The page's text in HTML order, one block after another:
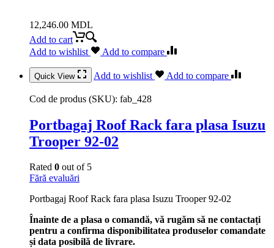
12,246.00 MDL
Add to cart
Add to wishlist
Add to compare
Quick View Add to wishlist Add to compare
Cod de produs (SKU): fab_428
Portbagaj Roof Rack fara plasa Isuzu
Trooper 92-02
Rated 0 out of 5
Fără evaluări
Portbagaj Roof Rack fara plasa Isuzu Trooper 92-02
Înainte de a plasa o comandă, vă rugăm să ne contactați
pentru a confirma disponibilitatea produselor comandate
și data posibilă de livrare.